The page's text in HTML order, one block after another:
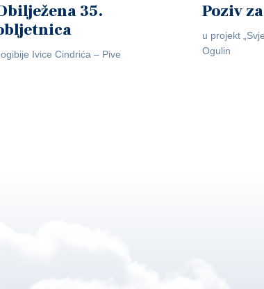
35.
Ivice Cindrića – Pive
Poziv
u projekt
Ogulin